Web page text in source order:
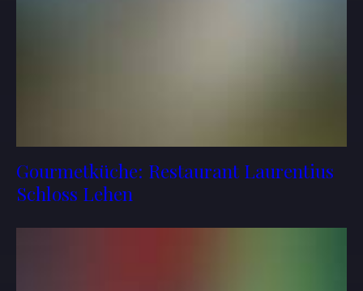
Gourmetküche: Restaurant Laurentius
Schloss Lehen